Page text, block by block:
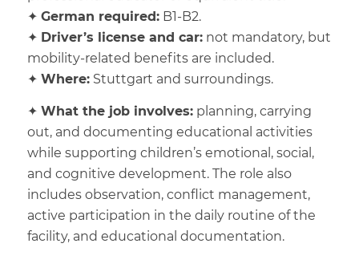
✦ German required:B1-B2.
✦ Driver’s license and car:not mandatory, but
mobility-related benefits are included.
✦ Where:Stuttgart and surroundings.
✦ What the job involves:planning, carrying
out, and documenting educational activities
while supporting children’s emotional, social,
and cognitive development. The role also
includes observation, conflict management,
active participation in the daily routine of the
facility, and educational documentation.